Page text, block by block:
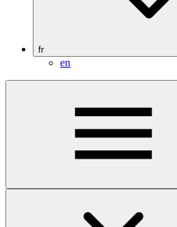
fr
en